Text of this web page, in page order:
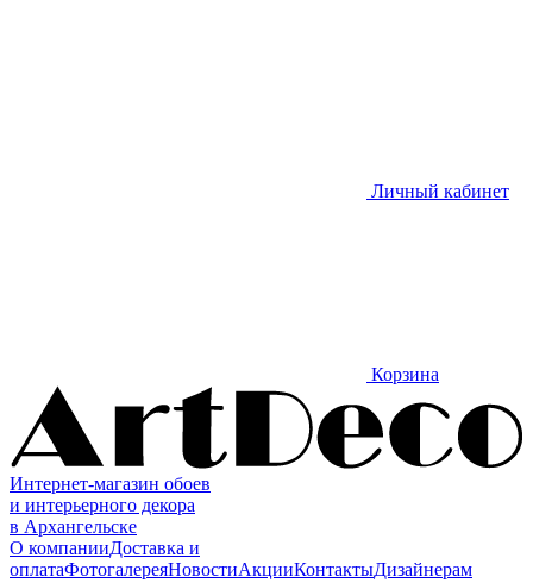
Личный кабинет
Корзина
Интернет-магазин обоев
и интерьерного декора
в Архангельске
О компанииДоставка и
оплатаФотогалереяНовостиАкцииКонтактыДизайнерам